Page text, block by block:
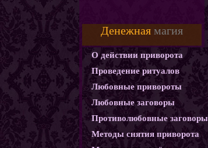
Денежная магия
О действии приворота
Проведение ритуалов
Любовные привороты
Любовные заговоры
Противолюбовные заговоры
Методы снятия приворота